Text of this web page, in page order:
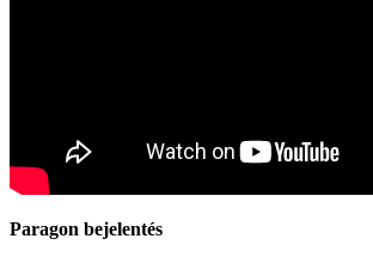
Paragon bejelentés